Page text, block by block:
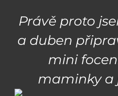
Právě proto
a duben
mini
maminky a